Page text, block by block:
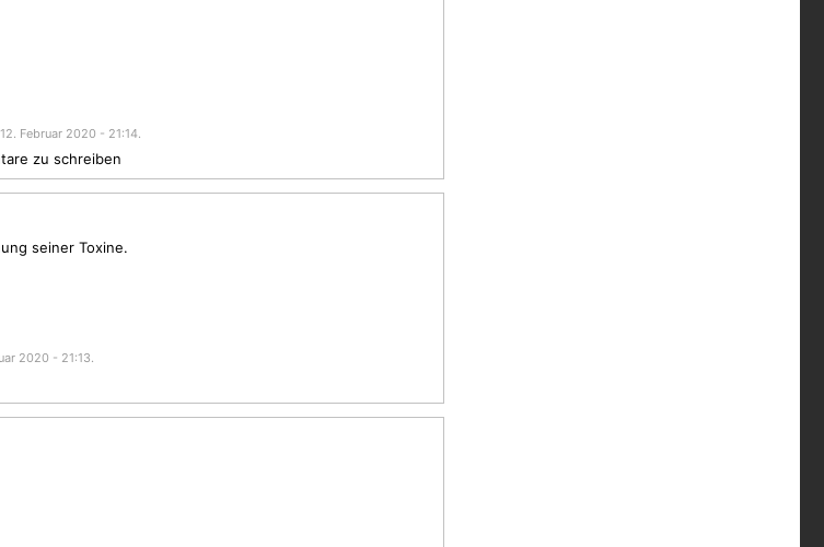
Februar 2020 - 21:14.
zu schreiben
seiner Toxine.
2020 - 21:13.